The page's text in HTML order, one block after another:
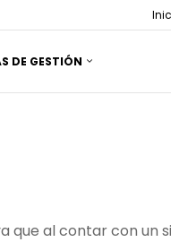
DE GESTIÓN
que al contar con